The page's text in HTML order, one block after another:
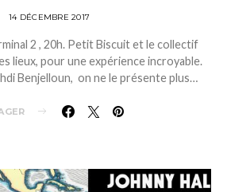
14 DÉCEMBRE 2017
2 , 20h. Petit Biscuit et le collectif
lieux, pour une expérience incroyable.
Benjelloun, on ne le présente plus…